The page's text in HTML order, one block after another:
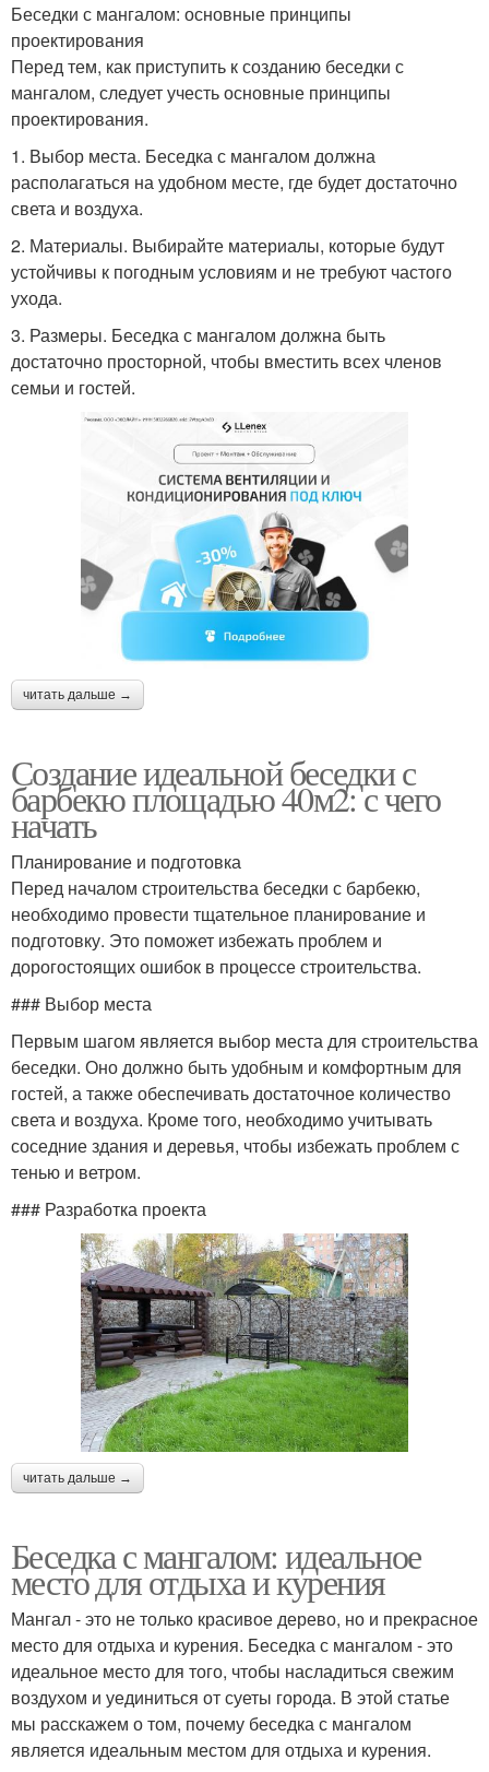
Беседки с мангалом: основные принципы
проектирования
Перед тем, как приступить к созданию беседки с
мангалом, следует учесть основные принципы
проектирования.
1. Выбор места. Беседка с мангалом должна
располагаться на удобном месте, где будет достаточно
света и воздуха.
2. Материалы. Выбирайте материалы, которые будут
устойчивы к погодным условиям и не требуют частого
ухода.
3. Размеры. Беседка с мангалом должна быть
достаточно просторной, чтобы вместить всех членов
семьи и гостей.
читать дальше →
Создание идеальной беседки с
барбекю площадью 40м2: с чего
начать
Планирование и подготовка
Перед началом строительства беседки с барбекю,
необходимо провести тщательное планирование и
подготовку. Это поможет избежать проблем и
дорогостоящих ошибок в процессе строительства.
### Выбор места
Первым шагом является выбор места для строительства
беседки. Оно должно быть удобным и комфортным для
гостей, а также обеспечивать достаточное количество
света и воздуха. Кроме того, необходимо учитывать
соседние здания и деревья, чтобы избежать проблем с
тенью и ветром.
### Разработка проекта
читать дальше →
Беседка с мангалом: идеальное
место для отдыха и курения
Мангал - это не только красивое дерево, но и прекрасное
место для отдыха и курения. Беседка с мангалом - это
идеальное место для того, чтобы насладиться свежим
воздухом и уединиться от суеты города. В этой статье
мы расскажем о том, почему беседка с мангалом
является идеальным местом для отдыха и курения.